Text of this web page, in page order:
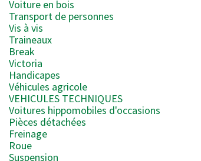
Voiture en bois
Transport de personnes
Vis à vis
Traineaux
Break
Victoria
Handicapes
Véhicules agricole
VEHICULES TECHNIQUES
Voitures hippomobiles d'occasions
Pièces détachées
Freinage
Roue
Suspension